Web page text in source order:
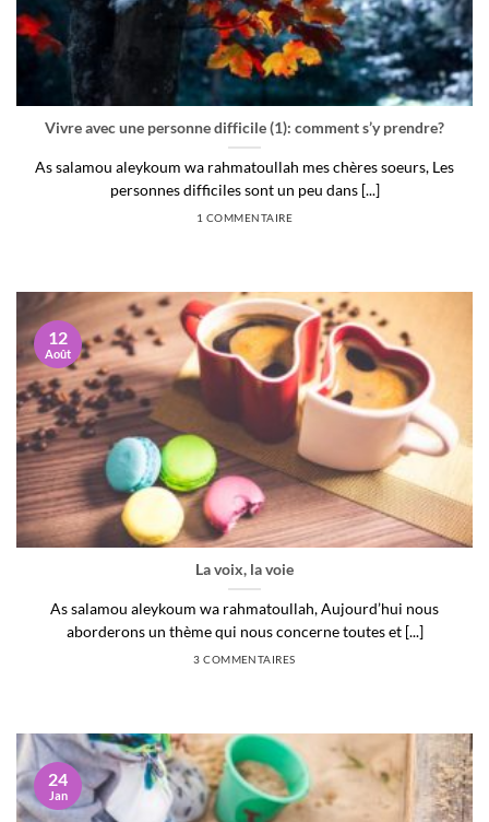
Vivre avec une personne difficile (1): comment s’y prendre?
As salamou aleykoum wa rahmatoullah mes chères soeurs, Les
personnes difficiles sont un peu dans [...]
1 COMMENTAIRE
La voix, la voie
As salamou aleykoum wa rahmatoullah, Aujourd’hui nous
aborderons un thème qui nous concerne toutes et [...]
3 COMMENTAIRES
12
Août
24
Jan